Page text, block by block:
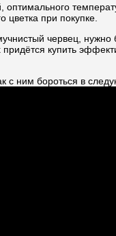
цветка при покупке.
червец,
купить
с ним бороться в